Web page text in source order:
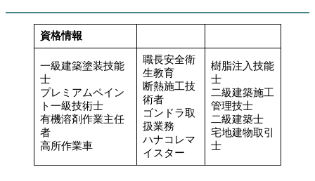
資格情報
一級建築塗装技能
士
プレミアムペイン
ト一級技術士
有機溶剤作業主任
者
高所作業車
職長安全衛
生教育
断熱施工技
術者
ゴンドラ取
扱業務
ハナコレマ
イスター
樹脂注入技能
士
二級建築施工
管理技士
二級建築士
宅地建物取引
士